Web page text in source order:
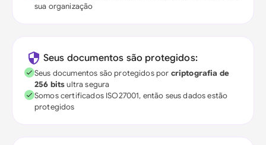
sua organização
Seus documentos são protegidos:
Seus documentos são protegidos por criptografia de
256 bitsultra segura
Somos certificados ISO27001, então seus dados estão
protegidos